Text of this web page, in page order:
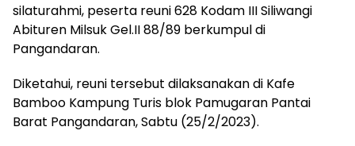
silaturahmi, peserta reuni 628 Kodam III Siliwangi
Abituren Milsuk Gel.II 88/89 berkumpul di
Pangandaran.
Diketahui, reuni tersebut dilaksanakan di Kafe
Bamboo Kampung Turis blok Pamugaran Pantai
Barat Pangandaran, Sabtu (25/2/2023).